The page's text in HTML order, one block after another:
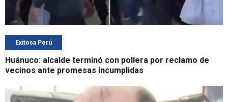
Exitosa Perú
Huánuco: alcalde terminó con pollera por reclamo de
vecinos ante promesas incumplidas